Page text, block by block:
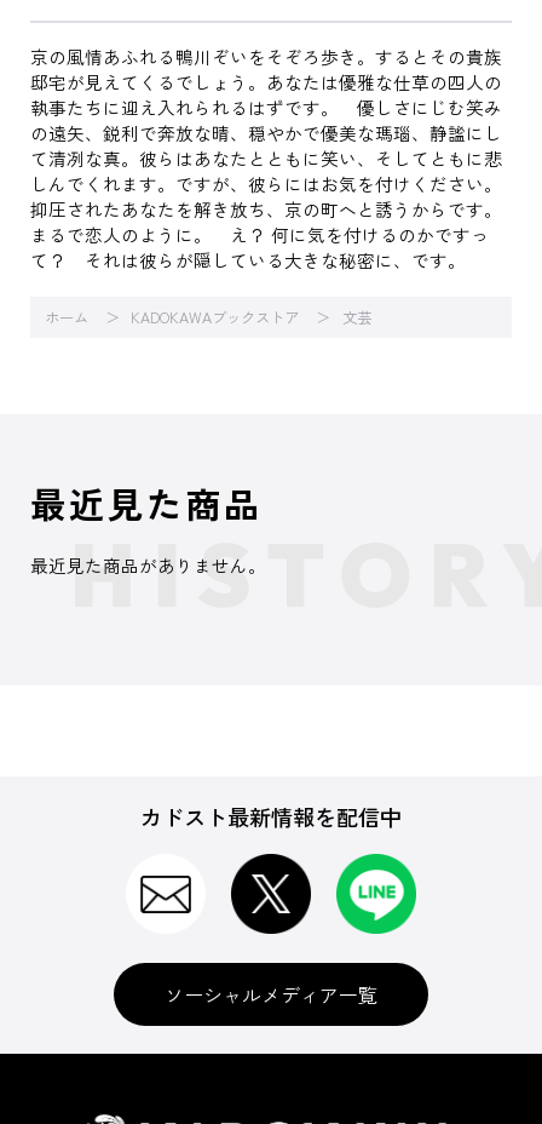
京の風情あふれる鴨川ぞいをそぞろ歩き。するとその貴族
邸宅が見えてくるでしょう。あなたは優雅な仕草の四人の
執事たちに迎え入れられるはずです。 優しさにじむ笑み
の遠矢、鋭利で奔放な晴、穏やかで優美な瑪瑙、静謐にし
て清冽な真。彼らはあなたとともに笑い、そしてともに悲
しんでくれます。ですが、彼らにはお気を付けください。
抑圧されたあなたを解き放ち、京の町へと誘うからです。
まるで恋人のように。 え？ 何に気を付けるのかですっ
て？ それは彼らが隠している大きな秘密に、です。
ホーム KADOKAWAブックストア 文芸
最近見た商品
最近見た商品がありません。
カドスト最新情報を配信中
ソーシャルメディア一覧